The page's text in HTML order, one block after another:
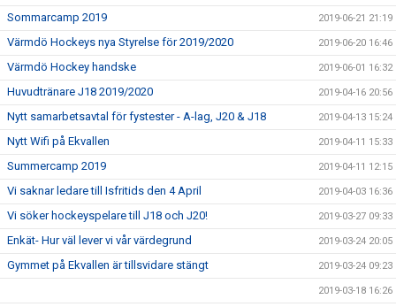
Sommarcamp 2019 2019-06-21 21:19
Värmdö Hockeys nya Styrelse för 2019/2020 2019-06-20 16:46
Värmdö Hockey handske 2019-06-01 16:32
Huvudtränare J18 2019/2020 2019-04-16 20:56
Nytt samarbetsavtal för fystester - A-lag, J20 & J18 2019-04-13 15:24
Nytt Wifi på Ekvallen 2019-04-11 15:33
Summercamp 2019 2019-04-11 12:15
Vi saknar ledare till Isfritids den 4 April 2019-04-03 16:36
Vi söker hockeyspelare till J18 och J20! 2019-03-27 09:33
Enkät- Hur väl lever vi vår värdegrund 2019-03-24 20:05
Gymmet på Ekvallen är tillsvidare stängt 2019-03-24 09:23
2019-03-18 16:26